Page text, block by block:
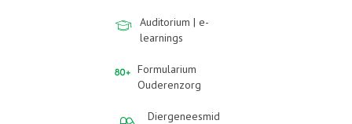
Auditorium | e-
learnings
Formularium
Ouderenzorg
Diergeneesmid